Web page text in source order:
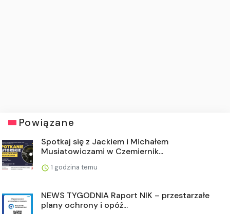
Powiązane
Spotkaj się z Jackiem i Michałem
Musiatowiczami w Czemiernik...
1 godzina temu
NEWS TYGODNIA Raport NIK – przestarzałe
plany ochrony i opóź...